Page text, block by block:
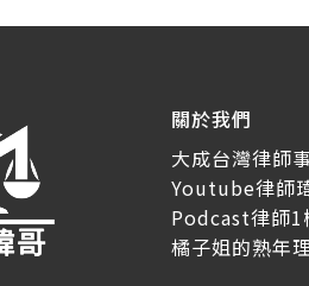
關於我們
大成台灣律師
Youtube律師
Podcast律師1
橘子姐的熟年